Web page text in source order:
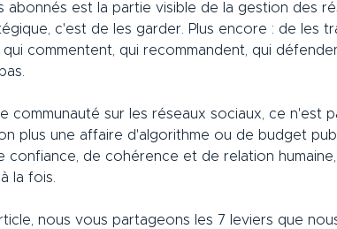
abonnés est la partie visible de la gestion des
c'est de les garder. Plus encore : de les
qui commentent, qui recommandent, qui
communauté sur les réseaux sociaux, ce n'est
plus une affaire d'algorithme ou de budget
confiance, de cohérence et de relation
la fois.
nous vous partageons les 7 leviers que